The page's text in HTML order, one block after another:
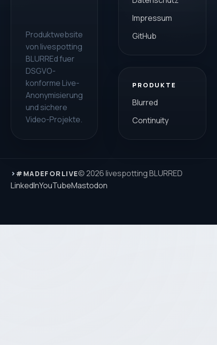
Produktwebsite
von livespotting
BLURREd fuer
DSGVO-
konforme Live-
Anonymisierung
und sichere
Video-Projekte.
Impressum
GitHub
PRODUKTE
Blurred
Continuity
› #MADEFORLIVE© 2026 livespotting BLURRED
LinkedInYouTubeMastodon